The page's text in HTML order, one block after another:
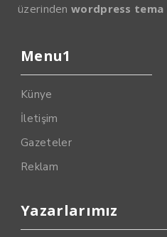
üzerinden wordpress tema
Menu1
Künye
İletişim
Gazeteler
Reklam
Yazarlarımız